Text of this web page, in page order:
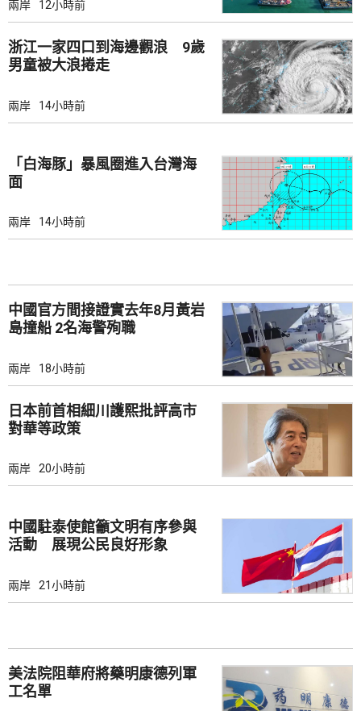
兩岸 12小時前
浙江一家四口到海邊觀浪 9歲
男童被大浪捲走
兩岸 14小時前
「白海豚」暴風圈進入台灣海
面
兩岸 14小時前
中國官方間接證實去年8月黃岩
島撞船 2名海警殉職
兩岸 18小時前
日本前首相細川護熙批評高市
對華等政策
兩岸 20小時前
中國駐泰使館籲文明有序參與
活動 展現公民良好形象
兩岸 21小時前
美法院阻華府將藥明康德列軍
工名單